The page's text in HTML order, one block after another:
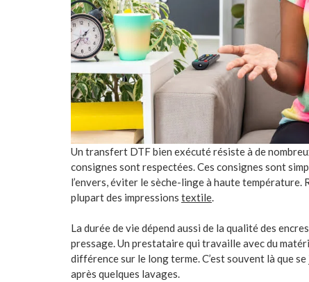
Un transfert DTF bien exécuté résiste à de
consignes sont respectées. Ces consignes sont
l’envers, éviter le sèche-linge à haute température.
plupart des impressions textile
La durée de vie dépend aussi de la qualité des
pressage. Un prestataire qui travaille avec du
différence sur le long terme. C’est souvent là que
après quelques lavages.